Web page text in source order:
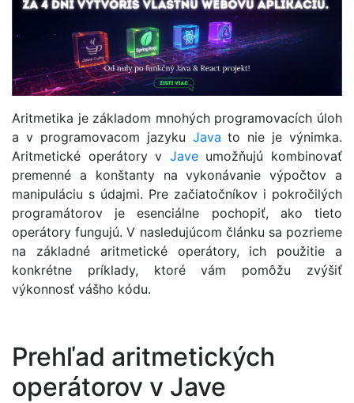
Aritmetika je základom mnohých programovacích úloh
a v programovacom jazyku Java to nie je výnimka.
Aritmetické operátory v Javeumožňujú kombinovať
premenné a konštanty na vykonávanie výpočtov a
manipuláciu s údajmi. Pre začiatočníkov i pokročilých
programátorov je esenciálne pochopiť, ako tieto
operátory fungujú. V nasledujúcom článku sa pozrieme
na základné aritmetické operátory, ich použitie a
konkrétne príklady, ktoré vám pomôžu zvýšiť
výkonnosť vášho kódu.
Prehľad aritmetických
operátorov v Jave